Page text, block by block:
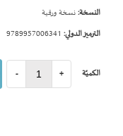
النسخة:نسخة ورقية
الترميز الدولي:
الكميّة - +